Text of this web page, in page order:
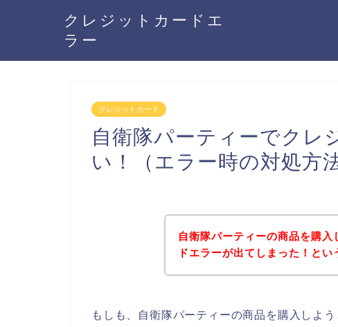
クレジットカードエ
ラー
クレジットカード
自衛隊パーティーでクレ
い！（エラー時の対処方法
自衛隊パーティーの商品を購
ドエラーが出てしまった！とい
もしも、自衛隊パーティーの商品を購入しよ